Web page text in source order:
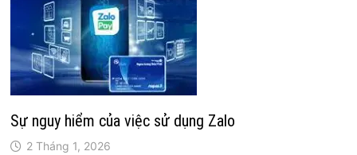
Sự nguy hiểm của việc sử dụng Zalo
2 Tháng 1, 2026